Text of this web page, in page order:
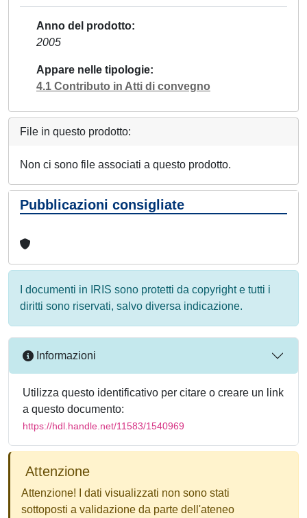
Anno del prodotto
2005
Appare nelle tipologie
4.1 Contributo in Atti di convegno
File in questo prodotto:
Non ci sono file associati a questo prodotto.
Pubblicazioni consigliate
I documenti in IRIS sono protetti da copyright e tutti i
diritti sono riservati, salvo diversa indicazione.
Informazioni
Utilizza questo identificativo per citare o creare un link
a questo documento:
https://hdl.handle.net/11583/1540969
Attenzione
Attenzione! I dati visualizzati non sono stati
sottoposti a validazione da parte dell'ateneo